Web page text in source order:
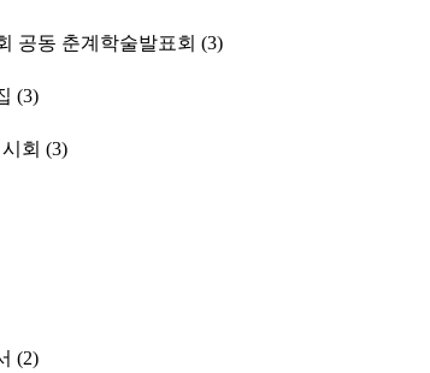
공동 춘계학술발표회 (3)
(3)
회 (3)
(2)